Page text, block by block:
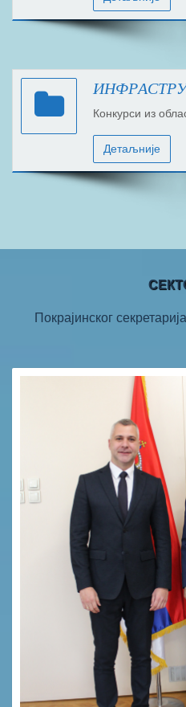
Конкурси из
Детаљније
Покрајинског